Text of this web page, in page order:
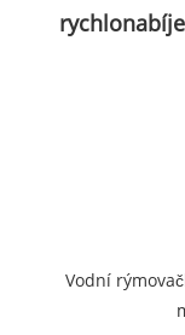
Vodní